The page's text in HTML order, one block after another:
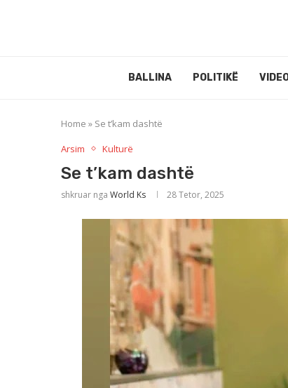
BALLINA POLITIKË
Home » Se t’kam dashtë
Arsim
Kulturë
Se t’kam dashtë
shkruar nga World Ks 28 Tetor, 2025